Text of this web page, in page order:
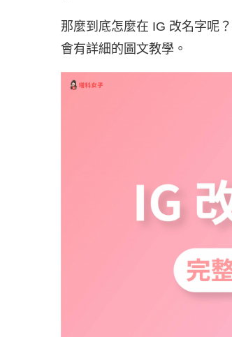
那麼到底怎麼在 IG 改名字呢
會有詳細的圖文教學。